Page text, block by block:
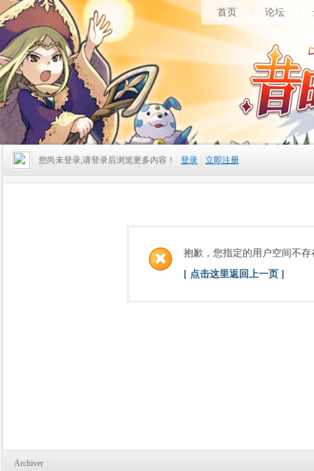
首页 论坛
您尚未登录,请登录后浏览更多内容！ 登录 立即注册
抱歉，您指定的用户空间不存
[ 点击这里返回上一页 ]
Archiver